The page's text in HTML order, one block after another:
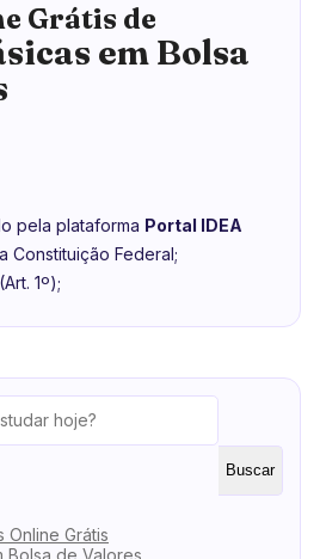
Grátis de
em Bolsa
pela plataforma Portal IDEA
Constituição Federal;
1º);
Buscar
Online Grátis